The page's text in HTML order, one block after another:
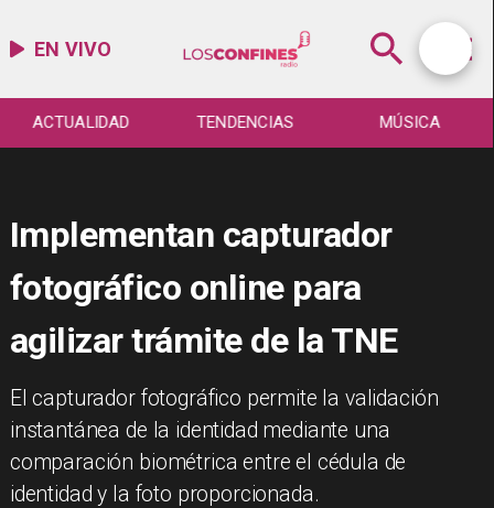
EN VIVO
ACTUALIDAD TENDENCIAS MÚSICA
Implementan capturador
fotográfico online para
agilizar trámite de la TNE
​El capturador fotográfico permite la validación
instantánea de la identidad mediante una
comparación biométrica entre el cédula de
identidad y la foto proporcionada.